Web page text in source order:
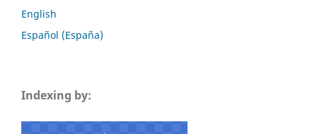
English
Español (España)
Indexing by: